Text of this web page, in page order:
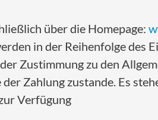
über die Homepage:
in der Reihenfolge des
Zustimmung zu den
Zahlung zustande. Es
Verfügung